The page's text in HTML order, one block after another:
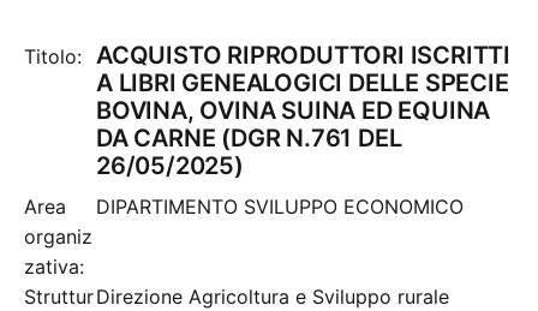
Titolo: ACQUISTO RIPRODUTTORI ISCRITTI
A LIBRI GENEALOGICI DELLE SPECIE
BOVINA, OVINA SUINA ED EQUINA
DA CARNE (DGR N.761 DEL
26/05/2025)
Area
organiz
zativa:
DIPARTIMENTO SVILUPPO ECONOMICO
StrutturDirezione Agricoltura e Sviluppo rurale